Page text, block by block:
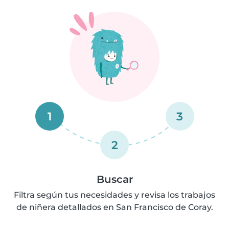
1
2
3
Buscar
Filtra según tus necesidades y revisa los trabajos
de niñera detallados en San Francisco de Coray.